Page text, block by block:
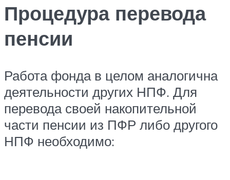
Процедура перевода
пенсии
Работа фонда в целом аналогична
деятельности других НПФ. Для
перевода своей накопительной
части пенсии из ПФР либо другого
НПФ необходимо: